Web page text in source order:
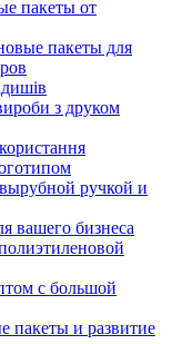
пакеты от
пакеты для
з друком
ручкой и
вашего бизнеса
с большой
пакеты и развитие